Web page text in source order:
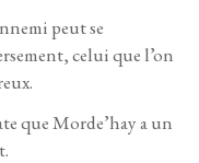
peut se
celui que l’on
que Morde’hay a un